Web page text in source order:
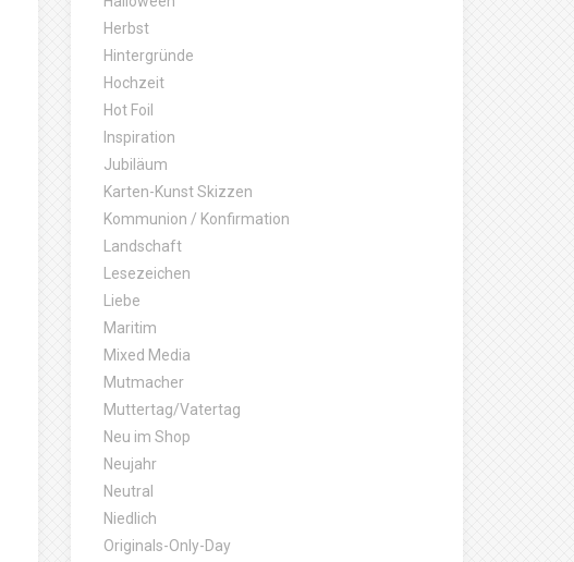
Herbst
Hintergründe
Hochzeit
Hot Foil
Inspiration
Jubiläum
Karten-Kunst Skizzen
Kommunion / Konfirmation
Landschaft
Lesezeichen
Liebe
Maritim
Mixed Media
Mutmacher
Muttertag/Vatertag
Neu im Shop
Neujahr
Neutral
Niedlich
Originals-Only-Day